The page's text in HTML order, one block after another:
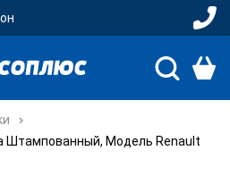
Штампованный, Модель Renault